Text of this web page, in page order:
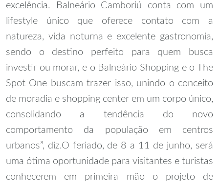
excelência. Balneário Camboriú conta com um
lifestyle único que oferece contato com a
natureza, vida noturna e excelente gastronomia,
sendo o destino perfeito para quem busca
investir ou morar, e o Balneário Shopping e o The
Spot One buscam trazer isso, unindo o conceito
de moradia e shopping center em um corpo único,
consolidando a tendência do novo
comportamento da população em centros
urbanos”, diz.O feriado, de 8 a 11 de junho, será
uma ótima oportunidade para visitantes e turistas
conhecerem em primeira mão o projeto de